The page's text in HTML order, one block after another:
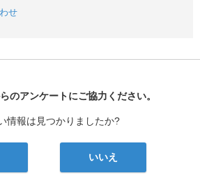
せ
なび
のアンケートにご協力ください。
情報は見つかりましたか?
いいえ